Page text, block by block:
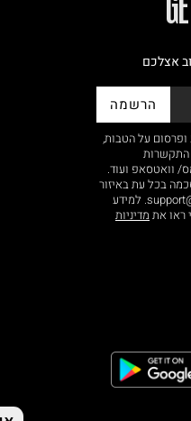
אצלכם
הרשמה
על הטבות,
התקשרות
וואטסאפ ועוד.
בכל עת באיזור
האישי או בפנייה לsupport@terminalx.com. למידע
ראו את מדיניות